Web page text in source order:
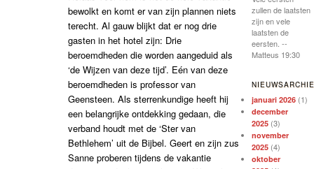
bewolkt en komt er van zijn plannen niets
terecht. Al gauw blijkt dat er nog drie
gasten in het hotel zijn: Drie
beroemdheden die worden aangeduid als
‘de Wijzen van deze tijd’. Eén van deze
beroemdheden is professor van
Geensteen. Als sterrenkundige heeft hij
een belangrijke ontdekking gedaan, die
verband houdt met de ‘Ster van
Bethlehem’ uit de Bijbel. Geert en zijn zus
Sanne proberen tijdens de vakantie
zullen de laatsten
zijn en vele
laatsten de
eersten. --
Matteus 19:30
januari 2026 (1)
december
2025 (3)
november
2025 (4)
oktober